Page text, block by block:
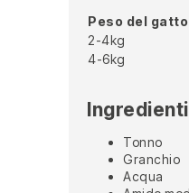
Peso del gatto
2-4kg
4-6kg
Tonno
Granchio
Acqua